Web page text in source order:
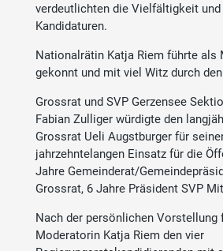
verdeutlichten die Vielfältigkeit
Kandidaturen.
Nationalrätin Katja Riem führte als
gekonnt und mit viel Witz durch
Grossrat und SVP Gerzensee
Fabian Zulliger würdigte den
Grossrat Ueli Augstburger für
jahrzehntelangen Einsatz für die
Jahre Gemeinderat/
Grossrat, 6 Jahre Präsident SVP
Nach der persönlichen Vorstellung
Moderatorin Katja Riem den vier